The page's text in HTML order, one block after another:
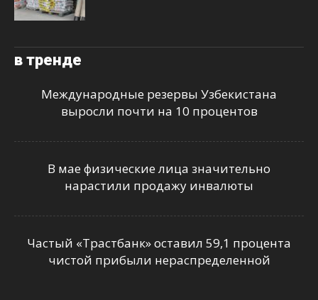
в тренде
Международные резервы Узбекистана
выросли почти на 10 процентов
В мае физические лица значительно
нарастили продажу инвалюты
Частый «Трастбанк» оставил 59,1 процента
чистой прибыли нераспределенной